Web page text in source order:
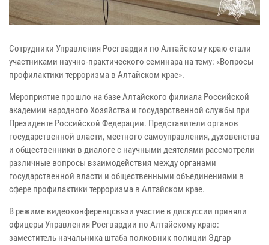
Сотрудники Управления Росгвардии по Алтайскому краю стали
участниками научно-практического семинара на тему: «Вопросы
профилактики терроризма в Алтайском крае».
Мероприятие прошло на базе Алтайского филиала Российской
академии народного Хозяйства и государственной службы при
Президенте Российской Федерации. Представители органов
государственной власти, местного самоуправления, духовенства
и общественники в диалоге с научными деятелями рассмотрели
различные вопросы взаимодействия между органами
государственной власти и общественными объединениями в
сфере профилактики терроризма в Алтайском крае.
В режиме видеоконференцсвязи участие в дискуссии приняли
офицеры Управления Росгвардии по Алтайскому краю:
заместитель начальника штаба полковник полиции Эдгар